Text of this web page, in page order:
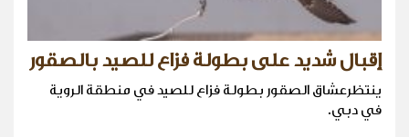
إقبال شديد على بطولة فزاع للصيد بالصقور
ينتظرعشاق الصقور بطولة فزاع للصيد في منطقة الروية
في دبي.